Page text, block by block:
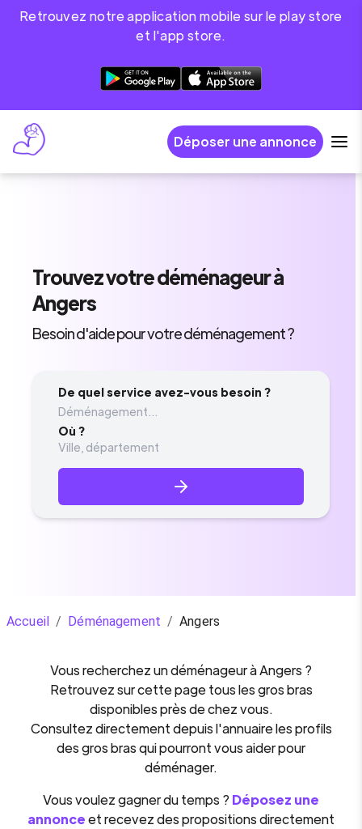
Retrouvez notre application mobile sur le play store
et l'app store.
Déposer une annonce
Trouvezvotre déménageurà
Angers
Besoin d'aide pour votre déménagement ?
De quel service avez-vous besoin ?
Déménagement...
Où ?
Accueil / Déménagement / Angers
Vous recherchez undéménageuràAngers ?
Retrouvez sur cette page tous les gros bras
disponibles près de chez vous.
Consultez directement depuis l'annuaire les profils
des gros bras qui pourront vous aider pour
déménager.
Vous voulez gagner du temps ? Déposez une
annonceet recevez des propositions directement